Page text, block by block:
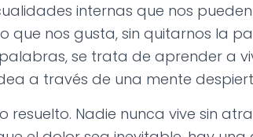
internas que nos
que nos gusta, sin quitarnos la
se trata de aprender a
a través de una mente
resuelto. Nadie nunca vive sin